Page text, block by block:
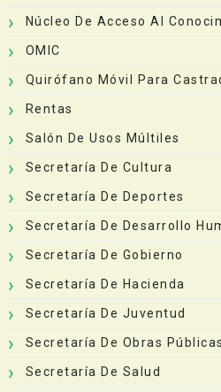
Núcleo De Acceso Al
OMIC
Quirófano Móvil Para
Rentas
Salón De Usos Múltiles
Secretaría De Cultura
Secretaría De Deportes
Secretaría De Desarrollo
Secretaría De Gobierno
Secretaría De Hacienda
Secretaría De Juventud
Secretaría De Obras Públicas
Secretaría De Salud